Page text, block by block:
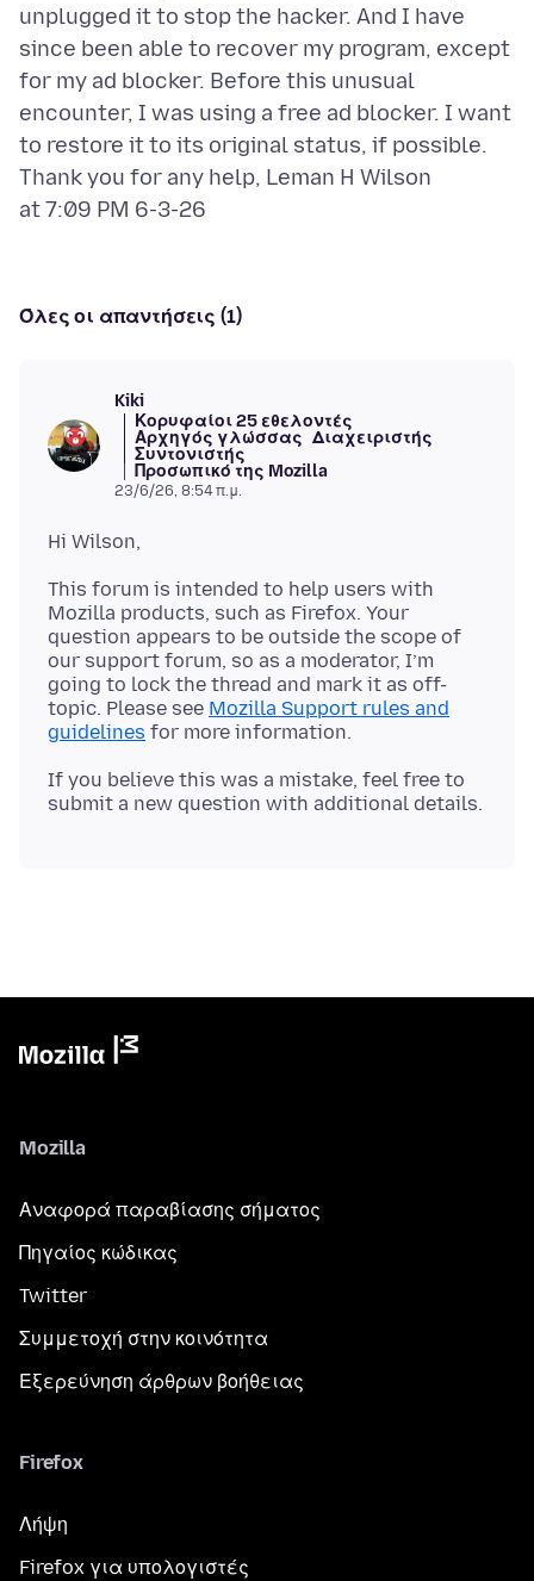
unplugged it to stop the hacker. And I have
since been able to recover my program, except
for my ad blocker. Before this unusual
encounter, I was using a free ad blocker. I want
to restore it to its original status, if possible.
Thank you for any help, Leman H Wilson
Όλες οι απαντήσεις (1)
Kiki
Κορυφαίοι 25 εθελοντές
Αρχηγός γλώσσας Διαχειριστής
Συντονιστής
Προσωπικό της Mozilla
23/6/26, 8:54 π.μ.
This forum is intended to help users with
Mozilla products, such as Firefox. Your
question appears to be outside the scope of
our support forum, so as a moderator, I’m
going to lock the thread and mark it as off-
topic. Please see Mozilla Support rules and
guidelines
If you believe this was a mistake, feel free to
Mozilla
Αναφορά παραβίασης σήματος
Πηγαίος κώδικας
Twitter
Συμμετοχή στην κοινότητα
Εξερεύνηση άρθρων βοήθειας
Firefox
Λήψη
Firefox για υπολογιστές